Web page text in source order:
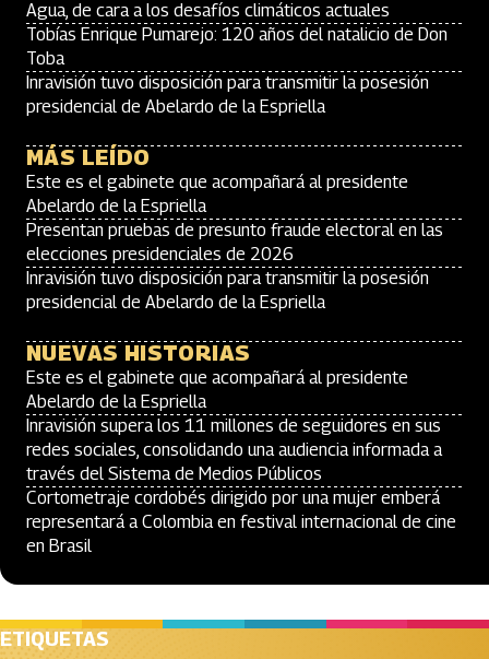
Agua, de cara a los desafíos climáticos actuales
Tobías Enrique Pumarejo: 120 años del natalicio de Don
Toba
Inravisión tuvo disposición para transmitir la posesión
presidencial de Abelardo de la Espriella
MÁS LEÍDO
Este es el gabinete que acompañará al presidente
Abelardo de la Espriella
Presentan pruebas de presunto fraude electoral en las
elecciones presidenciales de 2026
Inravisión tuvo disposición para transmitir la posesión
presidencial de Abelardo de la Espriella
NUEVAS HISTORIAS
Este es el gabinete que acompañará al presidente
Abelardo de la Espriella
Inravisión supera los 11 millones de seguidores en sus
redes sociales, consolidando una audiencia informada a
través del Sistema de Medios Públicos
Cortometraje cordobés dirigido por una mujer emberá
representará a Colombia en festival internacional de cine
en Brasil
ETIQUETAS